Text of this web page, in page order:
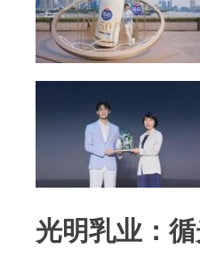
光明乳业：